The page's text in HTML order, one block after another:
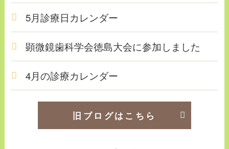
5月診療日カレンダー
顕微鏡歯科学会徳島大会に参加しました
4月の診療カレンダー
旧ブログはこちら